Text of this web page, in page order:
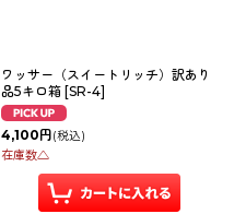
ワッサー（スイートリッチ）訳あり
品5キロ箱 [SR-4]
4,100円(税込)
在庫数△